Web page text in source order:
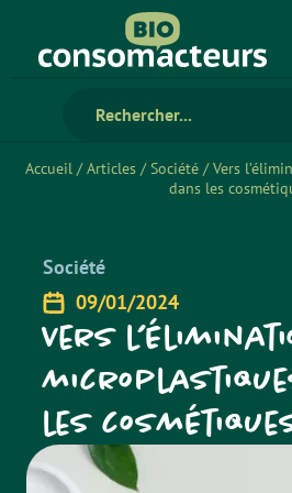
Accueil /Articles /Société /Vers
dans les
Société
09/01/2024
Vers
les